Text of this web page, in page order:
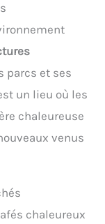
parcs et ses
un lieu où les
chaleureuse
venus
chaleureux